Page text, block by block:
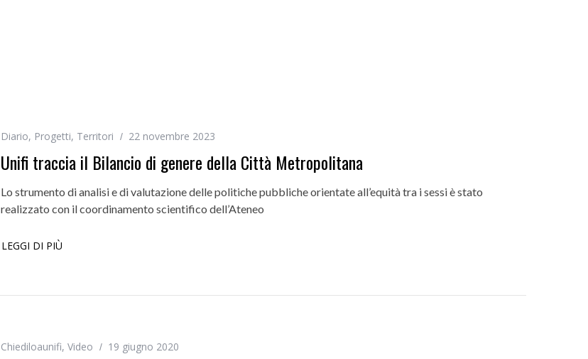
Diario, Progetti, Territori 22 novembre 2023
Unifi traccia il Bilancio di genere della Città Metropolitana
Lo strumento di analisi e di valutazione delle politiche pubbliche orientate all’equità tra i sessi è stato
realizzato con il coordinamento scientifico dell’Ateneo
LEGGI DI PIÙ
Chiediloaunifi, Video 19 giugno 2020